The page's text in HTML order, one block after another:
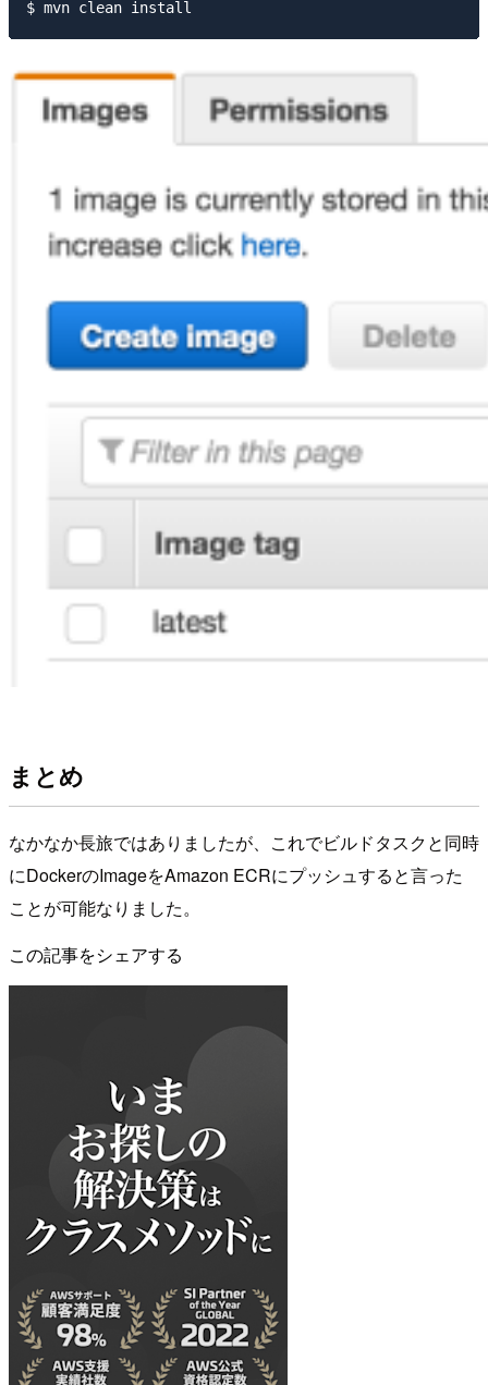
まとめ
なかなか長旅ではありましたが、これでビルドタスクと同時
にDockerのImageをAmazon ECRにプッシュすると言った
ことが可能なりました。
この記事をシェアする